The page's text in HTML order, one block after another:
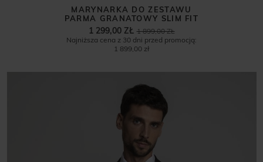
MARYNARKA DO ZESTAWU
PARMA GRANATOWY SLIM FIT
1 899,00 ZŁ
1 299,00 ZŁ
Najniższa cena z 30 dni przed promocją:
1 899,00 zł